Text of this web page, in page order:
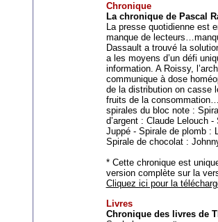
Chronique
La chronique de Pascal
La presse quotidienne est
manque de
Dassault a trouvé la
a les moyens d’un défi
information. A Roissy,
communique à dose
de la distribution on casse
fruits de la
spirales du bloc note :
d’argent : Claude Lelouch
Juppé - Spirale de plomb :
Spirale de chocolat :
* Cette chronique est
version complète sur la
Cliquez ici pour la
Livres
Chronique des livres de